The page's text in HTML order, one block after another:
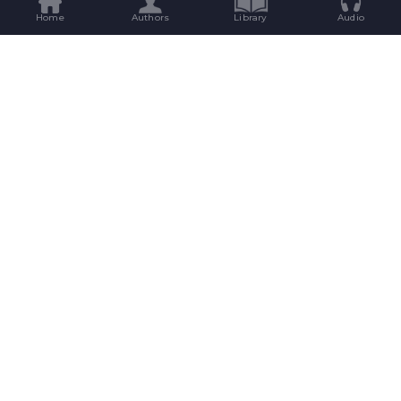
Home Authors Library Audio